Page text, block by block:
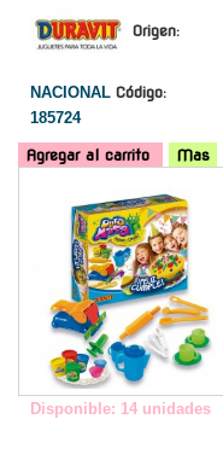
Origen:
NACIONAL Código:
185724
Agregar al carrito Mas
Disponible: 14 unidades